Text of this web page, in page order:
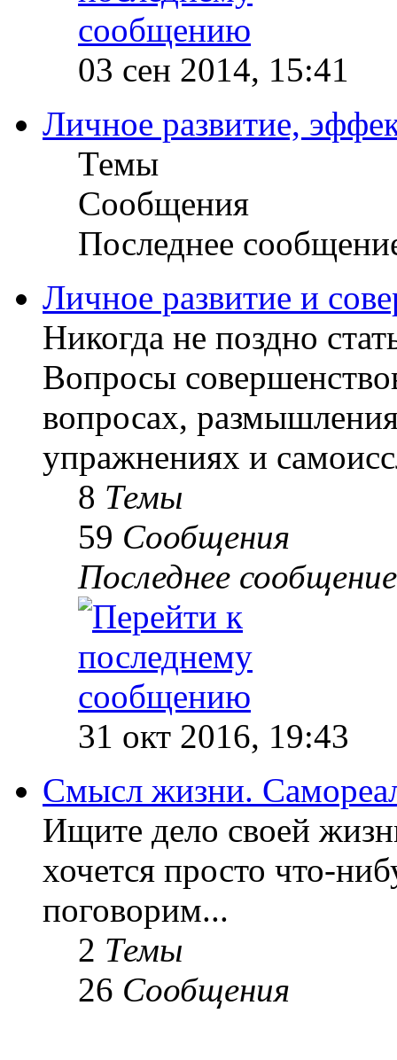
03 сен 2014, 15:41
Личное развитие,
Темы
Сообщения
Последнее
Личное развитие и
Никогда не поздно
Вопросы
вопросах,
упражнениях и
8 Темы
59 Сообщения
Последнее сообщение
31 окт 2016, 19:43
Смысл жизни.
Ищите дело своей
хочется просто что-
поговорим...
2 Темы
26 Сообщения